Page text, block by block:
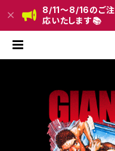
8/11〜8/16のご
応いたします📚